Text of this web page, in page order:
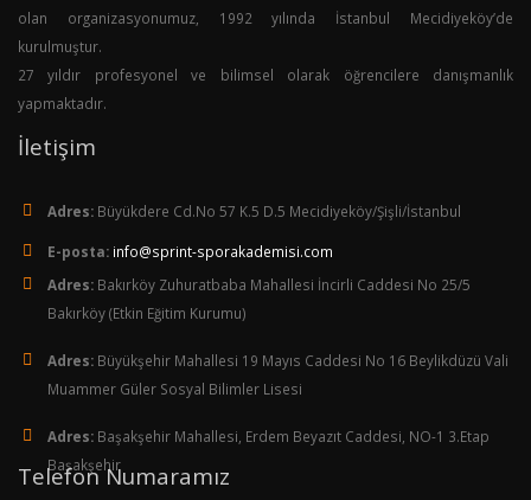
olan organizasyonumuz, 1992 yılında İstanbul Mecidiyeköy’de
kurulmuştur.
27 yıldır profesyonel ve bilimsel olarak öğrencilere danışmanlık
yapmaktadır.
İletişim
Adres: Büyükdere Cd.No 57 K.5 D.5 Mecidiyeköy/Şişli/İstanbul
E-posta: info@sprint-sporakademisi.com
Adres: Bakırköy Zuhuratbaba Mahallesi İncirli Caddesi No 25/5
Bakırköy (Etkin Eğitim Kurumu)
Adres: Büyükşehir Mahallesi 19 Mayıs Caddesi No 16 Beylikdüzü Vali
Muammer Güler Sosyal Bilimler Lisesi
Adres: Başakşehir Mahallesi, Erdem Beyazıt Caddesi, NO-1 3.Etap
Başakşehir
Telefon Numaramız